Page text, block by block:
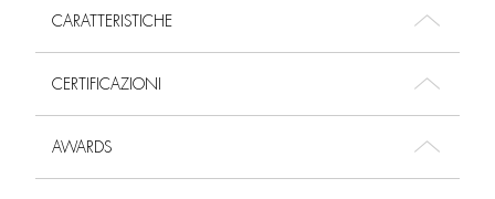
CARATTERISTICHE
CERTIFICAZIONI
AWARDS